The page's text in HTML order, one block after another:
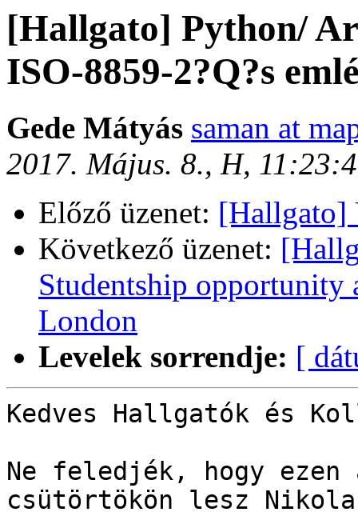
[Hallgato] Python/
ISO-8859-2?Q?s
Gede Mátyás saman at
2017. Május. 8., H,
Előző üzenet: [Hallgato]
Következő üzenet:
Studentship
London
Levelek sorrendje: [
Kedves Hallgatók és
Ne feledjék, hogy ezen
csütörtökön lesz